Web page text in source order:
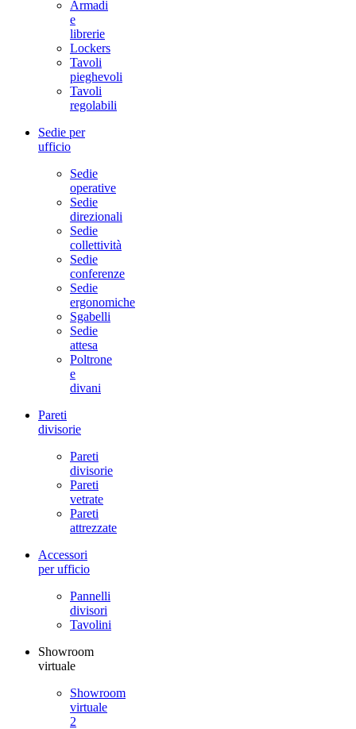
Armadi
e
librerie
Lockers
Tavoli
pieghevoli
Tavoli
regolabili
Sedie per
ufficio
Sedie
operative
Sedie
direzionali
Sedie
collettività
Sedie
conferenze
Sedie
ergonomiche
Sgabelli
Sedie
attesa
Poltrone
e
divani
Pareti
divisorie
Pareti
divisorie
Pareti
vetrate
Pareti
attrezzate
Accessori
per ufficio
Pannelli
divisori
Tavolini
Showroom
virtuale
Showroom
virtuale
2